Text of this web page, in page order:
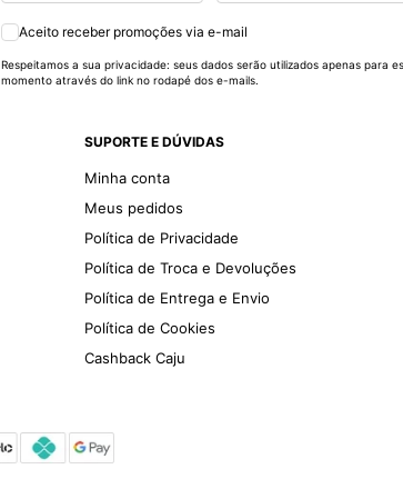
Aceito receber promoções via e-mail
Respeitamos a sua privacidade: seus dados serão utilizados apenas
momento através do link no rodapé dos e-mails.
SUPORTE E DÚVIDAS
Minha conta
Meus pedidos
Política de Privacidade
Política de Troca e Devoluções
Política de Entrega e Envio
Política de Cookies
Cashback Caju